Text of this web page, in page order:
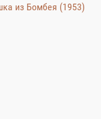
из Бомбея (1953)